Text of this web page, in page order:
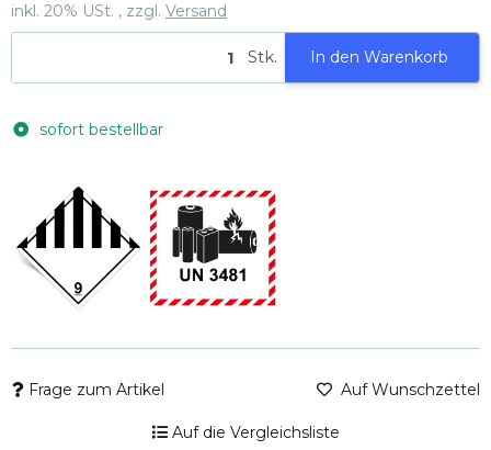
inkl. 20% USt. , zzgl. Versand
Stk. In den Warenkorb
sofort bestellbar
Frage zum Artikel Auf Wunschzettel
Auf die Vergleichsliste